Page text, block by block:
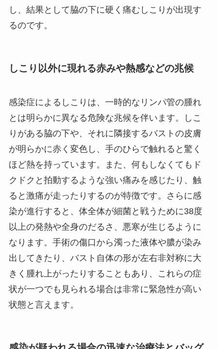
し、結果として脇の下に硬く痛むしこりが出現す
るのです。
しこり以外に現れる赤みや熱感などの兆候
感染症によるしこりは、一時的なリンパ管の腫れ
とは明らかに異なる危険な兆候を伴います。しこ
りがある脇の下や、それに隣接するバストの皮膚
が明らかに赤く変色し、手のひらで触れると驚く
ほど熱を持っています。また、何もしなくてもド
クドクと拍動するような強い痛みを感じたり、触
ると激痛が走ったりするのが特徴です。さらに感
染が進行すると、体全体が細菌と戦うために38度
以上の発熱や全身のだるさ、悪寒が生じるように
なります。手術の傷口から濁った液体や膿が染み
出してきたり、バスト自体の形が左右非対称に大
きく腫れ上がったりすることもあり、これらの症
状が一つでも見られる場合は非常に緊急性が高い
状態と言えます。